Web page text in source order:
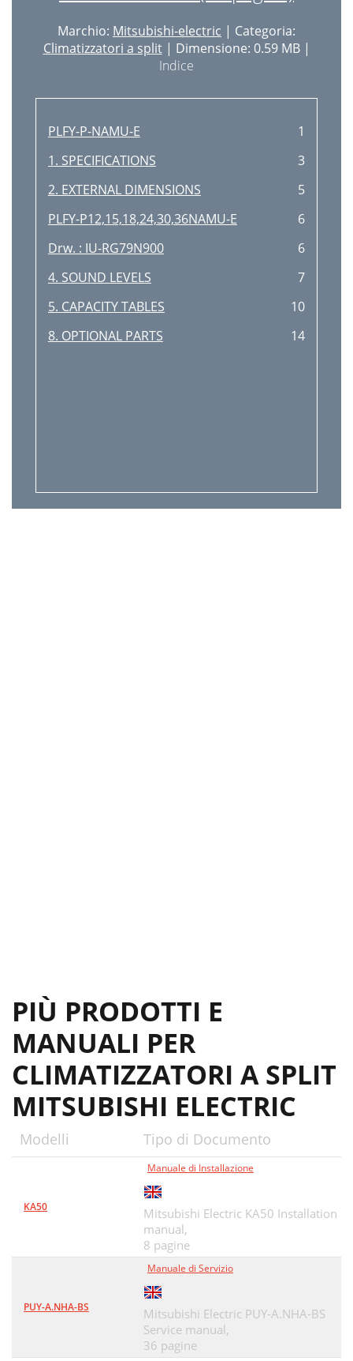
Marchio: Mitsubishi-electric | Categoria:
Climatizzatori a split| Dimensione: 0.59 MB |
Indice
PLFY-P-NAMU-E
1
1. SPECIFICATIONS
3
2. EXTERNAL DIMENSIONS
5
PLFY-P12,15,18,24,30,36NAMU-E
6
Drw. : IU-RG79N900
6
4. SOUND LEVELS
7
5. CAPACITY TABLES
10
8. OPTIONAL PARTS
14
PIÙ PRODOTTI E
MANUALI PER
CLIMATIZZATORI A SPLIT
MITSUBISHI ELECTRIC
Modelli Tipo di Documento
KA50
Manuale di Installazione
Mitsubishi Electric KA50 Installation
manual,
8 pagine
PUY-A.NHA-BS
Manuale di Servizio
Mitsubishi Electric PUY-A.NHA-BS
Service manual,
36 pagine